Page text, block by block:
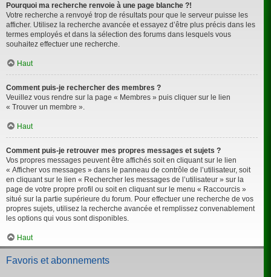
Pourquoi ma recherche renvoie à une page blanche ?!
Votre recherche a renvoyé trop de résultats pour que le serveur puisse les
afficher. Utilisez la recherche avancée et essayez d’être plus précis dans les
termes employés et dans la sélection des forums dans lesquels vous
souhaitez effectuer une recherche.
Haut
Comment puis-je rechercher des membres ?
Veuillez vous rendre sur la page « Membres » puis cliquer sur le lien
« Trouver un membre ».
Haut
Comment puis-je retrouver mes propres messages et sujets ?
Vos propres messages peuvent être affichés soit en cliquant sur le lien
« Afficher vos messages » dans le panneau de contrôle de l’utilisateur, soit
en cliquant sur le lien « Rechercher les messages de l’utilisateur » sur la
page de votre propre profil ou soit en cliquant sur le menu « Raccourcis »
situé sur la partie supérieure du forum. Pour effectuer une recherche de vos
propres sujets, utilisez la recherche avancée et remplissez convenablement
les options qui vous sont disponibles.
Haut
Favoris et abonnements